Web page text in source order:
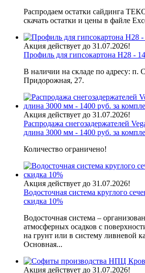
Распродаем остатки сайдинга
скачать остатки и цены в файле
Акция действует до 31.07.2026!
Профиль для гипсокартона H28 -
В наличии на складе по адресу: п.
Придорожная, 27.
Акция действует до 31.07.2026!
Распродажа снегозадержателей
длина 3000 мм - 1400 руб. за
Количество ограничено!
Акция действует до 31.07.2026!
Водосточная система круглого
скидка 10%
Водосточная система –
атмосферных осадков с
на грунт или в систему ливневой
Основная...
Акция действует до 31.07.2026!